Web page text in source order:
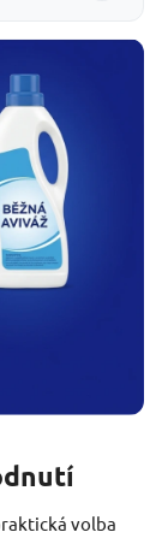
volba